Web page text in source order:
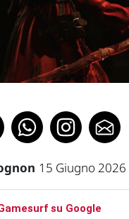
15 Giugno
su Google